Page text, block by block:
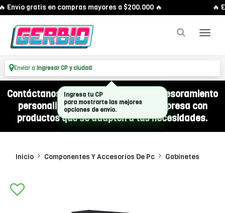
Envío gratis en compras mayores a $200.000 🔥 🔥
Enviar a Ingresar CP y ciudad
Contáctanos por WhatsApp y recibí asesoramiento
personalizado para equipar a tu empresa con
productos que se adapten a tus necesidades.
Inicio Componentes Y Accesorios De Pc Gabinetes
Ingresa tu CP
para mostrarte las mejores
opciones de envío.